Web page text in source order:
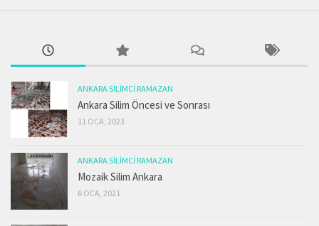
ANKARA SILIMCI RAMAZAN
Ankara Silim Öncesi ve Sonrası
11 OCA, 2023
ANKARA SILIMCI RAMAZAN
Mozaik Silim Ankara
6 OCA, 2021